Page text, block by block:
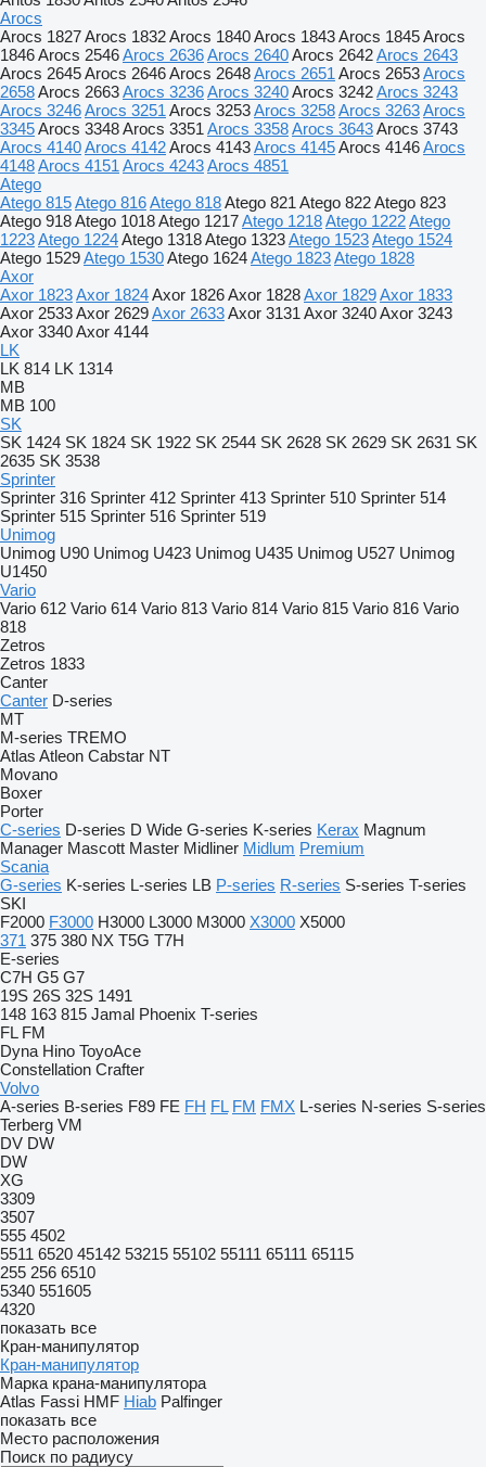
Arocs
Arocs 1827Arocs 1832Arocs 1840Arocs 1843Arocs 1845Arocs
1846Arocs 2546Arocs 2636Arocs 2640Arocs 2642Arocs 2643
Arocs 2645Arocs 2646Arocs 2648Arocs 2651 Arocs 2653Arocs
2658Arocs 2663Arocs 3236Arocs 3240Arocs 3242Arocs 3243
Arocs 3246Arocs 3251 Arocs 3253Arocs 3258Arocs 3263Arocs
3345Arocs 3348Arocs 3351 Arocs 3358Arocs 3643Arocs 3743
Arocs 4140Arocs 4142Arocs 4143Arocs 4145Arocs 4146Arocs
4148Arocs 4151 Arocs 4243Arocs 4851
Atego
Atego 815Atego 816Atego 818Atego 821 Atego 822Atego 823
Atego 918Atego 1018Atego 1217Atego 1218Atego 1222Atego
1223Atego 1224Atego 1318Atego 1323Atego 1523Atego 1524
Atego 1529Atego 1530Atego 1624Atego 1823Atego 1828
Axor
Axor 1823Axor 1824Axor 1826Axor 1828Axor 1829Axor 1833
Axor 2533Axor 2629Axor 2633Axor 3131 Axor 3240Axor 3243
Axor 3340Axor 4144
LK
LK 814 LK 1314
MB
MB 100
SK
SK 1424 SK 1824 SK 1922 SK 2544 SK 2628 SK 2629 SK 2631 SK
2635 SK 3538
Sprinter
Sprinter 316 Sprinter 412 Sprinter 413 Sprinter 510 Sprinter 514
Sprinter 515 Sprinter 516 Sprinter 519
Unimog
Unimog U90 Unimog U423 Unimog U435 Unimog U527 Unimog
U1450
Vario
Vario 612 Vario 614 Vario 813 Vario 814 Vario 815 Vario 816 Vario
818
Zetros
Zetros 1833
Canter
Canter D-series
MT
M-series TREMO
Atlas Atleon Cabstar NT
Movano
Boxer
Porter
C-series D-series D Wide G-series K-series Kerax Magnum
Manager Mascott Master Midliner Midlum Premium
Scania
G-series K-series L-series LB P-series R-series S-series T-series
SKI
F2000 F3000 H3000 L3000 M3000 X3000 X5000
371 375 380 NX T5G T7H
E-series
C7H G5 G7
19S 26S 32S 1491
148 163 815 Jamal Phoenix T-series
FL FM
Dyna Hino ToyoAce
Constellation Crafter
Volvo
A-series B-series F89 FE FH FL FM FMX L-series N-series S-series
Terberg VM
DV DW
DW
XG
3309
3507
555 4502
5511 6520 45142 53215 55102 55111 65111 65115
255 256 6510
5340 551605
4320
показать все
Кран-манипулятор
Кран-манипулятор
Марка крана-манипулятора
Atlas Fassi HMF Hiab Palfinger
показать все
Место расположения
Поиск по радиусу